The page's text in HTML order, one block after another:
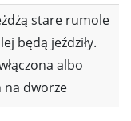
stare rumole
będą jeździły.
albo
na dworze